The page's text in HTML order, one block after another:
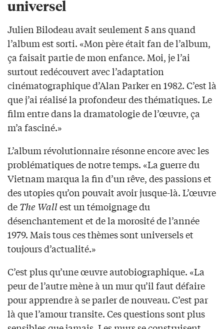
universel
Julien Bilodeau avait seulement 5 ans quand
l’album est sorti. «Mon père était fan de l’album,
ça faisait partie de mon enfance. Moi, je l’ai
surtout redécouvert avec l’adaptation
cinématographique d’Alan Parker en 1982. C’est là
que j’ai réalisé la profondeur des thématiques. Le
film entre dans la dramatologie de l’œuvre, ça
m’a fasciné.»
L’album révolutionnaire résonne encore avec les
problématiques de notre temps. «La guerre du
Vietnam marqua la fin d’un rêve, des passions et
des utopies qu’on pouvait avoir jusque-là. L’œuvre
deThe Wallest un témoignage du
désenchantement et de la morosité de l’année
1979. Mais tous ces thèmes sont universels et
toujours d’actualité.»
C’est plus qu’une œuvre autobiographique. «La
peur de l’autre mène à un mur qu’il faut défaire
pour apprendre à se parler de nouveau. C’est par
là que l’amour transite. Ces questions sont plus